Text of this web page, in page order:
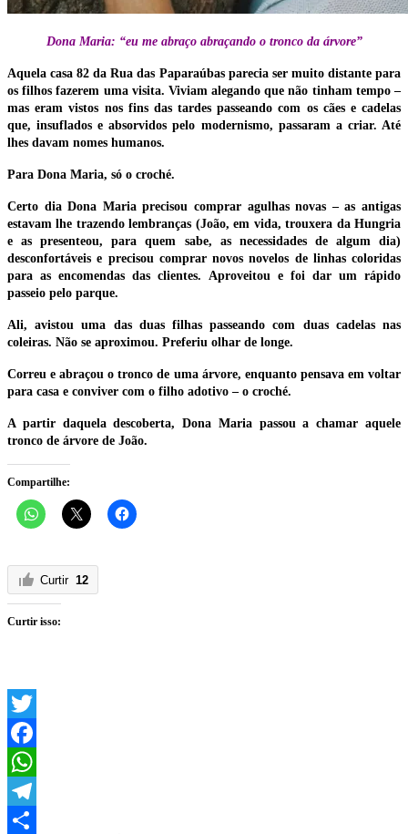
Dona Maria: “eu me abraço abraçando o tronco da árvore”
Aquela casa 82 da Rua das Paparaúbas parecia ser muito distante para
os filhos fazerem uma visita. Viviam alegando que não tinham tempo –
mas eram vistos nos fins das tardes passeando com os cães e cadelas
que, insuflados e absorvidos pelo modernismo, passaram a criar. Até
lhes davam nomes humanos.
Para Dona Maria, só o croché.
Certo dia Dona Maria precisou comprar agulhas novas – as antigas
estavam lhe trazendo lembranças (João, em vida, trouxera da Hungria
e as presenteou, para quem sabe, as necessidades de algum dia)
desconfortáveis e precisou comprar novos novelos de linhas coloridas
para as encomendas das clientes. Aproveitou e foi dar um rápido
passeio pelo parque.
Ali, avistou uma das duas filhas passeando com duas cadelas nas
coleiras. Não se aproximou. Preferiu olhar de longe.
Correu e abraçou o tronco de uma árvore, enquanto pensava em voltar
para casa e conviver com o filho adotivo – o croché.
A partir daquela descoberta, Dona Maria passou a chamar aquele
tronco de árvore de João.
Compartilhe:
Curtir 12
Curtir isso:
Twitter
Facebook
WhatsApp
Telegram